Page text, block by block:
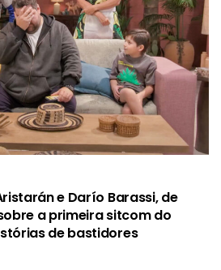
e Darío Barassi, de
sobre a primeira sitcom do
de bastidores